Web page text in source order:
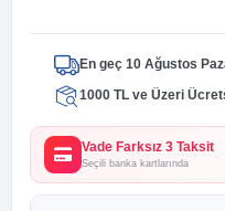
En geç 10 Ağustos
1000 TL ve Üzeri
Vade Farksız 3 Taksit
Seçili banka kartlarında